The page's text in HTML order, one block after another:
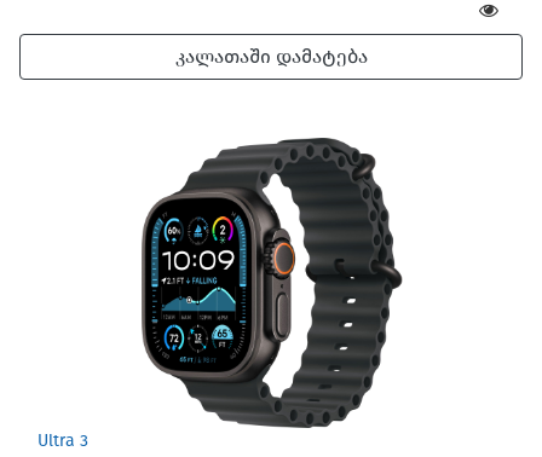
კალათაში დამატება
Ultra 3